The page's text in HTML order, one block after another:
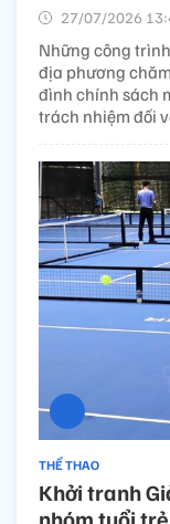
27/07/2026
Những công
địa phương
đình chính sách
trách nhiệm đối
THỂ THAO
Khởi tranh